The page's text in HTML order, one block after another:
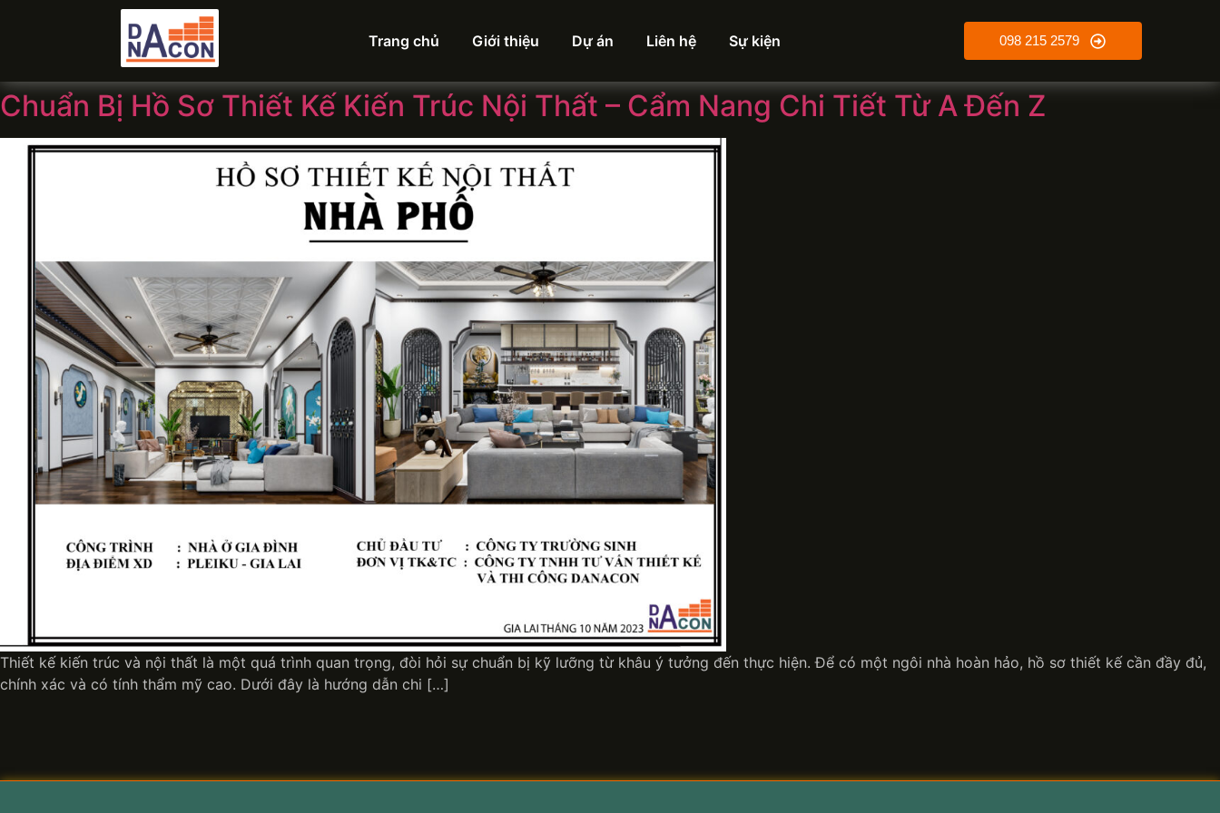
Trang chủ Giới thiệu Dự án Liên hệ Sự kiện 098 215 2579
Chuẩn Bị Hồ Sơ Thiết Kế Kiến Trúc Nội Thất – Cẩm Nang Chi Tiết Từ A Đến Z
Thiết kế kiến trúc và nội thất là một quá trình quan trọng, đòi hỏi sự chuẩn bị kỹ lưỡng từ khâu ý tưởng đến thực hiện. Để có một ngôi nhà hoàn hảo, hồ sơ thiết kế cần đầy đủ,
chính xác và có tính thẩm mỹ cao. Dưới đây là hướng dẫn chi […]